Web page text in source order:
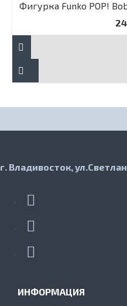
Фигурка Funko POP!
г. Владивосток,
ИНФОРМАЦИЯ